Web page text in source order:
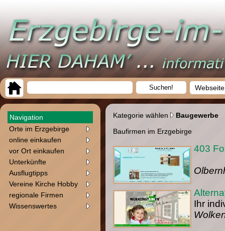
Navigation
Orte im Erzgebirge
online einkaufen
vor Ort einkaufen
Unterkünfte
Ausflugtipps
Vereine Kirche Hobby
regionale Firmen
Wissenswertes
Kategorie wählen
Baugewerbe
Baufirmen im Erzgebirge
403
Ihr